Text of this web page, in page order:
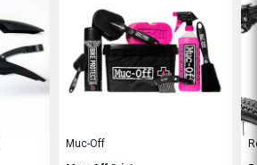
Muc-Off